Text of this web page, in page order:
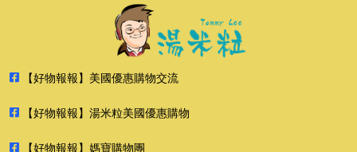
【好物報報】美國優惠購物交流
【好物報報】湯米粒美國優惠購物
【好物報報】媽寶購物團